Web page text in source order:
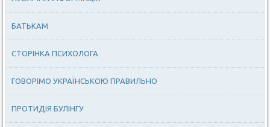
БАТЬКАМ
СТОРІНКА ПСИХОЛОГА
ГОВОРІМО УКРАЇНСЬКОЮ ПРАВИЛЬНО
ПРОТИДІЯ БУЛІНГУ